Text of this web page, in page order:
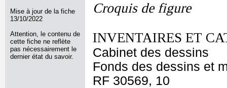
Mise à jour de la fiche
13/10/2022
Attention, le contenu de
cette fiche ne reflète
pas nécessairement le
dernier état du savoir.
Croquis de figure
INVENTAIRES ET
Cabinet des dessins
Fonds des dessins et
RF 30569, 10